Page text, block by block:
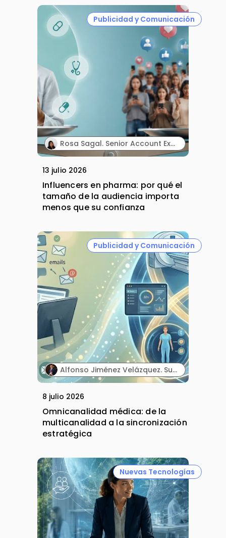
Publicidad y Comunicación
Rosa Sagal. Senior Account Executive. Territory Influence.
13 julio 2026
Influencers en pharma: por qué el
tamaño de la audiencia importa
menos que su confianza
Publicidad y Comunicación
Alfonso Jiménez Velázquez. Subdirector corporativo de Marketing y Publicidad. Grupo Ultra Laboratorios.
8 julio 2026
Omnicanalidad médica: de la
multicanalidad a la sincronización
estratégica
Nuevas Tecnologías